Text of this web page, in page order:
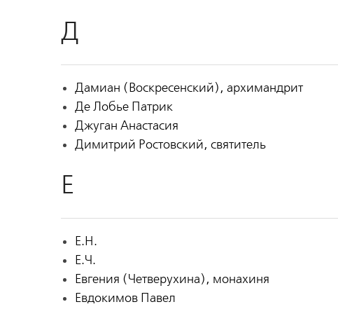
Д
Дамиан (Воскресенский), архимандрит
Де Лобье Патрик
Джуган Анастасия
Димитрий Ростовский, святитель
Е
Е.Н.
Е.Ч.
Евгения (Четверухина), монахиня
Евдокимов Павел